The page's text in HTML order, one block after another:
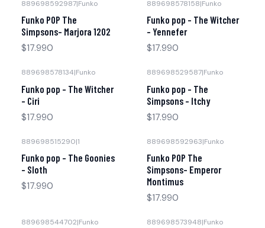
889698592987|Funko
Funko POP The
Simpsons- Marjora 1202
$17.990
889698578158|Funko
Funko pop - The Witcher
- Yennefer
$17.990
889698578134|Funko
Funko pop - The Witcher
- Ciri
$17.990
889698529587|Funko
Funko pop - The
Simpsons - Itchy
$17.990
889698515290|1
Funko pop - The Goonies
- Sloth
$17.990
889698592963|Funko
Funko POP The
Simpsons- Emperor
Montimus
$17.990
889698544702|Funko 889698573948|Funko